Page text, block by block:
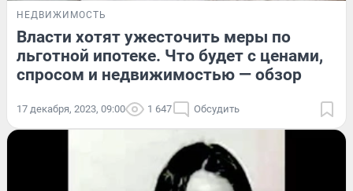
НЕДВИЖИМОСТЬ
Власти хотят ужесточить меры по
льготной ипотеке. Что будет с ценами,
спросом и недвижимостью — обзор
17 декабря, 2023, 09:00 1 647 Обсудить